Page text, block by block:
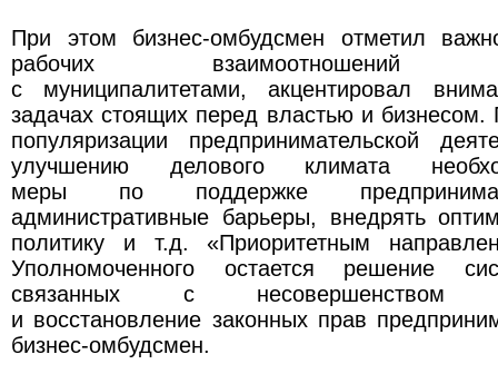
При этом бизнес-омбудсмен отметил
рабочих взаимоотношений
с муниципалитетами, акцентировал
задачах стоящих перед властью и
популяризации предпринимательской
улучшению делового климата
меры по поддержке
административные барьеры, внедрять
политику и т.д. «Приоритетным
Уполномоченного остается решение
связанных с несовершенством
и восстановление законных прав
бизнес-омбудсмен.